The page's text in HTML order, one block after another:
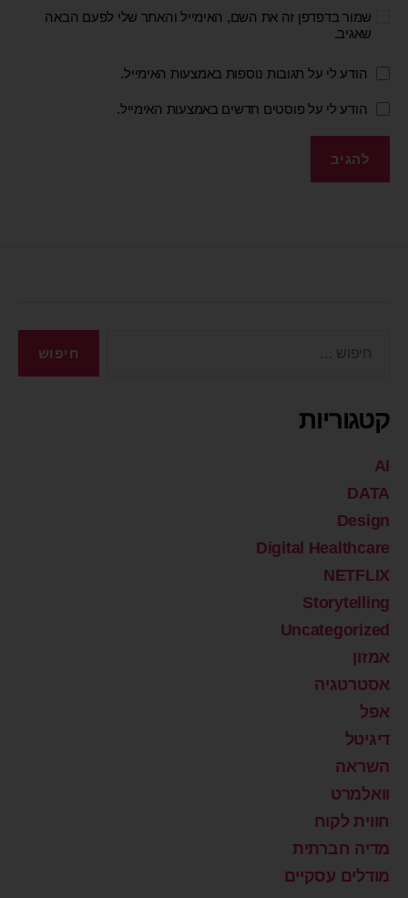
שמור בדפדפן זה את השם, האימייל והאתר שלי לפעם הבאה
שאגיב.
הודע לי על תגובות נוספות באמצעות האימייל.
הודע לי על פוסטים חדשים באמצעות האימייל.
קטגוריות
AI
DATA
Design
Digital Healthcare
NETFLIX
Storytelling
Uncategorized
אמזון
אסטרטגיה
אפל
דיגיטל
השראה
וואלמרט
חווית לקוח
מדיה חברתית
מודלים עסקיים